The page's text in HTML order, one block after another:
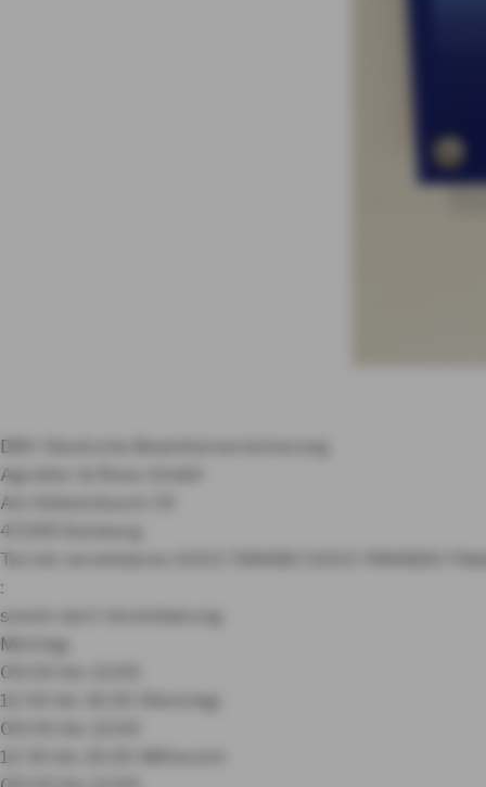
DBV Deutsche Beamtenversicherung
Agreiter & Rose GmbH
Am Kiekenbusch 19
47269 Duisburg
Termin vereinbaren
:
sowie nach Vereinbarung
Montag:
09:00 bis 12:00
12:30 bis 16:30
09:00 bis 12:00
12:30 bis 16:30